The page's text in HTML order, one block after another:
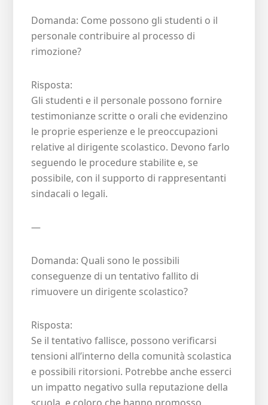
Domanda: Come possono gli studenti o il
personale contribuire al processo di
rimozione?
Risposta:
Gli studenti e il personale possono fornire
testimonianze scritte o orali che evidenzino
le proprie esperienze e le preoccupazioni
relative al dirigente scolastico. Devono farlo
seguendo le procedure stabilite e, se
possibile, con il supporto di rappresentanti
sindacali o legali.
—
Domanda: Quali sono le possibili
conseguenze di un tentativo fallito di
rimuovere un dirigente scolastico?
Risposta:
Se il tentativo fallisce, possono verificarsi
tensioni all’interno della comunità scolastica
e possibili ritorsioni. Potrebbe anche esserci
un impatto negativo sulla reputazione della